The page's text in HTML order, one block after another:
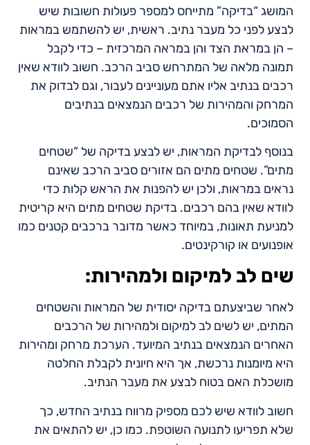
המושג “בדיקה” מתייחס למספר פעולות חשובות שיש
לבצע לפני כל מעבר נתיב. ראשית, יש להשתמש במראות
– הן במראת הצד והן במראה המרכזית – כדי לקבל
תמונה מלאה של המתרחש סביב הרכב. חשוב לוודא שאין
רכבים בנתיב אליו אתם מעוניינים לעבור, וגם לבדוק את
המרחק והמהירות של רכבים הנמצאים בנתיבים
הסמוכים.
בנוסף לבדיקת המראות, יש לבצע בדיקה של “שטחים
מתים”. שטחים מתים הם אזורים סביב הרכב שאינם
נראים במראות, ולכן יש להפנות את הראש קלות כדי
לוודא שאין בהם רכבים. בדיקת שטחים מתים היא קריטית
למניעת תאונות, במיוחד כאשר מדובר ברכבים קטנים כמו
אופנועים או קורקינטים.
שים לב למיקום ולמהירות:
לאחר שביצעתם בדיקה יסודית של המראות והשטחים
המתים, יש לשים לב למיקום ולמהירות של הרכבים
האחרים הנמצאים בנתיב המיועד. הערכת מרחק ומהירות
היא מיומנות נרכשת, אך היא חיונית לקבלת החלטה
מושכלת האם בטוח לבצע את מעבר הנתיב.
חשוב לוודא שיש לכם מספיק מרווח בנתיב החדש, כך
שלא תפריעו לתנועה השוטפת. כמו כן, יש להתאים את